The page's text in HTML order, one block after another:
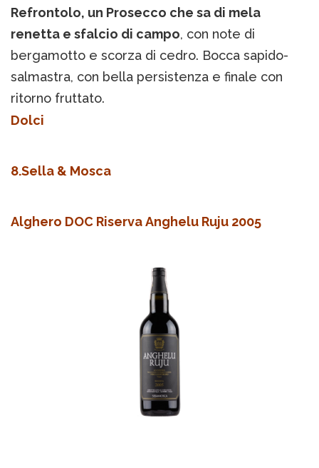
Refrontolo, un Prosecco che sa di mela
renetta e sfalcio di campo, con note di
bergamotto e scorza di cedro. Bocca sapido-
salmastra, con bella persistenza e finale con
ritorno fruttato.
Dolci
8.Sella & Mosca
Alghero DOC Riserva Anghelu Ruju 2005